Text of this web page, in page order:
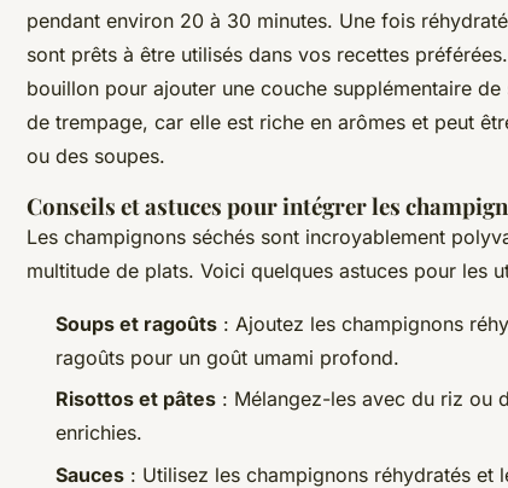
pendant environ 20 à 30 minutes. Une fois
sont prêts à être utilisés dans vos recettes
bouillon pour ajouter une couche supplémentaire
de trempage, car elle est riche en arômes et peut
ou des soupes.
Conseils et astuces pour intégrer les
Les champignons séchés sont incroyablement
multitude de plats. Voici quelques astuces pour les
Soups et ragoûts : Ajoutez les champignons
ragoûts pour un goût umami profond.
Risottos et pâtes : Mélangez-les avec du riz ou
enrichies.
Sauces : Utilisez les champignons réhydratés